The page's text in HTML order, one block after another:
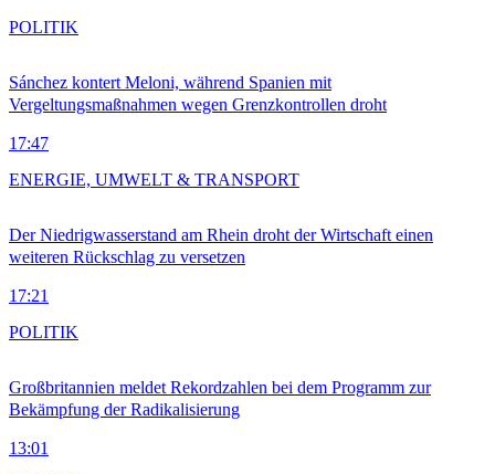
Sánchez kontert Meloni, während Spanien mit
Vergeltungsmaßnahmen wegen Grenzkontrollen droht
17:47
POLITIK
Der Niedrigwasserstand am Rhein droht der Wirtschaft einen
weiteren Rückschlag zu versetzen
17:21
ENERGIE, UMWELT & TRANSPORT
Großbritannien meldet Rekordzahlen bei dem Programm zur
Bekämpfung der Radikalisierung
13:01
POLITIK